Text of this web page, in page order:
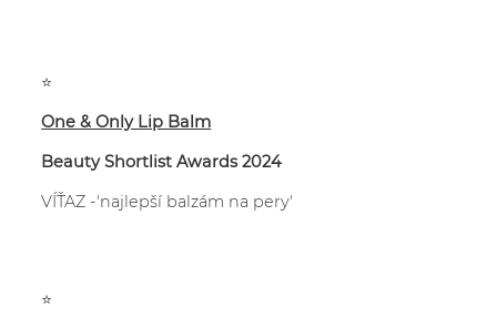
⭐
One & Only Lip Balm
Beauty Shortlist Awards 2024
VÍŤAZ -'najlepší balzám na pery'
⭐